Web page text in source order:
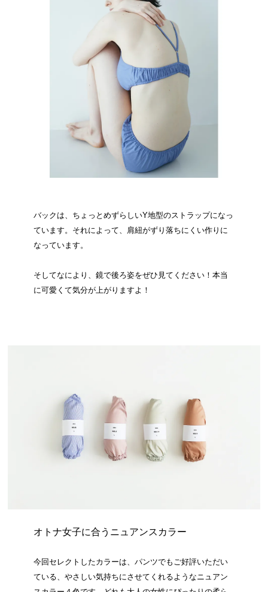
バックは、ちょっとめずらしいY地型のストラップになっ
ています。それによって、肩紐がずり落ちにくい作りに
なっています。
そしてなにより、鏡で後ろ姿をぜひ見てください！本当
に可愛くて気分が上がりますよ！
オトナ女子に合うニュアンスカラー
今回セレクトしたカラーは、パンツでもご好評いただい
ている、やさしい気持ちにさせてくれるようなニュアン